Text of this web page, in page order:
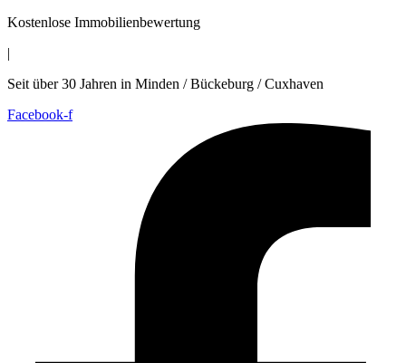
Zum
Kostenlose Immobilienbewertung
|
Seit über 30 Jahren in Minden / Bückeburg / Cuxhaven
Facebook-f